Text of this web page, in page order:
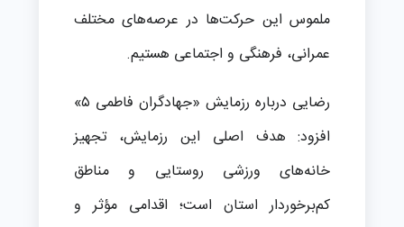
ملموس این حرکت‌ها در عرصه‌های مختلف
عمرانی، فرهنگی و اجتماعی هستیم.
رضایی درباره رزمایش «جهادگران فاطمی ۵»
افزود: هدف اصلی این رزمایش، تجهیز
خانه‌های ورزشی روستایی و مناطق
کم‌برخوردار استان است؛ اقدامی مؤثر و